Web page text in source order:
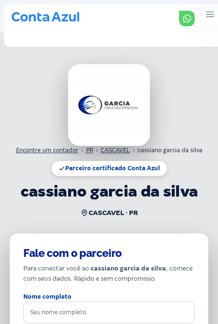
Encontre um contador › PR › CASCAVEL › cassiano garcia da silva
Parceiro certificado Conta Azul
cassiano garcia da silva
CASCAVEL · PR
Fale com o parceiro
Para conectar você ao cassiano garcia da silva, comece
com seus dados. Rápido e sem compromisso.
Nome completo